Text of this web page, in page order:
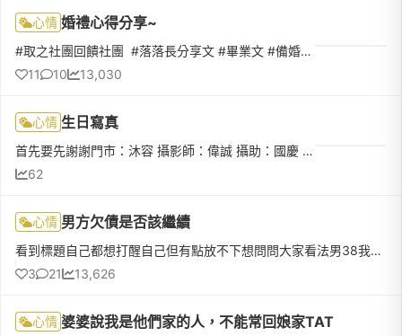
心情 婚禮心得分享~
#取之社團回饋社團 ​ #落落長分享文 #畢業文 #備婚一年畢業啦 2023/8/5 婚禮辦完後的時間過的超級快!!! 轉眼就兩週過去了!趁記憶猶新來分享一下心得 (❛◡❛✿) ​💒 文定迎娶儀式+午宴#宴客飯店 #新板希爾頓酒店 (29桌)負...
11
10 13,030
心情 生日寫真
首先要先謝謝門市：沐容 攝影師：偉誠 攝助：國慶 造型師：CORA 為我的21歲生日寫真幫忙 ，剛進去門市沐容先熱情的介紹 並試穿禮服 甚至在我選不出來要哪件禮服時提供意見 到了拍照當天是有點小緊張的 但還好CORA邊...
62
心情 男方欠債是否該繼續
看到標題自己都想打醒自己但有點放不下想問問大家看法男38我36，交往10年剛開始在一起時，他的家庭背景不是很好（家裡租屋，餐廳服務生2萬多）但因為我家也租屋 薪水也跟男友差不多覺得自己也還年輕，以後可以存錢，總不會一輩子都這樣吧在一起的過程中，他不菸不酒，也很專情，只要休假就來我公司接我下班，雖然是騎機車，但是也算有心，工作很認真做到主管職約4k，只是後來擔心自己沒有競爭力，也想去外面餐廳試試，所
3
21 13,626
心情 婆婆說我是他們家的人，不能常回娘家TAT